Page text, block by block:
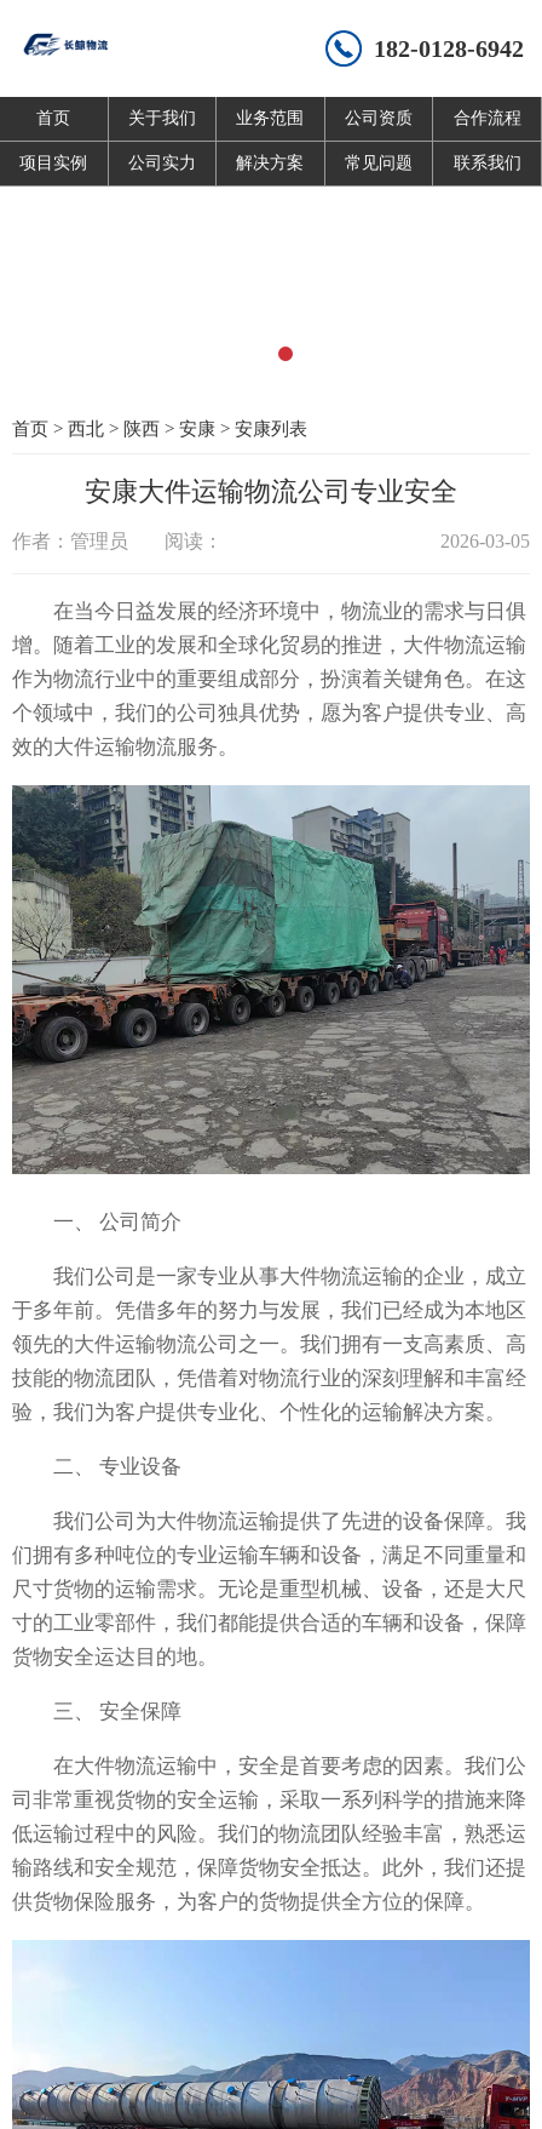
182-0128-6942
首页 关于我们 业务范围 公司资质 合作流程
项目实例 公司实力 解决方案 常见问题 联系我们
首页 > 西北 > 陕西 > 安康 > 安康列表
安康大件运输物流公司专业安全
作者：管理员 阅读： 2026-03-05
在当今日益发展的经济环境中，物流业的需求与日俱
增。随着工业的发展和全球化贸易的推进，大件物流运输
作为物流行业中的重要组成部分，扮演着关键角色。在这
个领域中，我们的公司独具优势，愿为客户提供专业、高
效的大件运输物流服务。
一、 公司简介
我们公司是一家专业从事大件物流运输的企业，成立
于多年前。凭借多年的努力与发展，我们已经成为本地区
领先的大件运输物流公司之一。我们拥有一支高素质、高
技能的物流团队，凭借着对物流行业的深刻理解和丰富经
验，我们为客户提供专业化、个性化的运输解决方案。
二、 专业设备
我们公司为大件物流运输提供了先进的设备保障。我
们拥有多种吨位的专业运输车辆和设备，满足不同重量和
尺寸货物的运输需求。无论是重型机械、设备，还是大尺
寸的工业零部件，我们都能提供合适的车辆和设备，保障
货物安全运达目的地。
三、 安全保障
在大件物流运输中，安全是首要考虑的因素。我们公
司非常重视货物的安全运输，采取一系列科学的措施来降
低运输过程中的风险。我们的物流团队经验丰富，熟悉运
输路线和安全规范，保障货物安全抵达。此外，我们还提
供货物保险服务，为客户的货物提供全方位的保障。